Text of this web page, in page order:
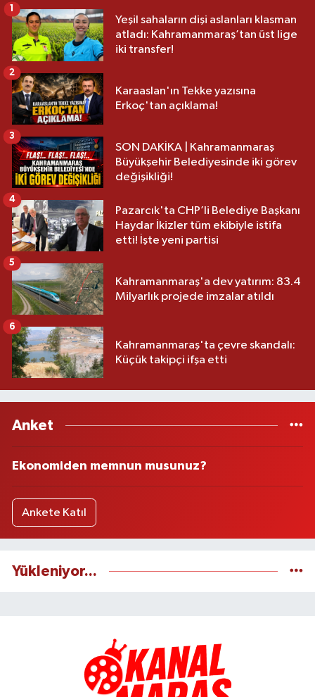
Yeşil sahaların dişi aslanları klasman
atladı: Kahramanmaraş’tan üst lige
iki transfer!
Karaaslan'ın Tekke yazısına
Erkoç'tan açıklama!
2
SON DAKİKA | Kahramanmaraş
Büyükşehir Belediyesinde iki görev
değişikliği!
3
Pazarcık'ta CHP’li Belediye Başkanı
Haydar İkizler tüm ekibiyle istifa
etti! İşte yeni partisi
4
Kahramanmaraş'a dev yatırım: 83.4
Milyarlık projede imzalar atıldı
5
Kahramanmaraş'ta çevre skandalı:
Küçük takipçi ifşa etti
6
Anket
Ekonomiden memnun musunuz?
Ankete Katıl
Yükleniyor...